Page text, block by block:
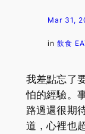
Mar 31,
in 飲食
我差點忘了
怕的經驗。
路過還很期
道，心裡也